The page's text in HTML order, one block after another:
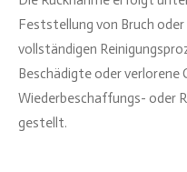
Feststellung von Bruch
vollständigen
Beschädigte oder verlorene
Wiederbeschaffungs- oder
gestellt.